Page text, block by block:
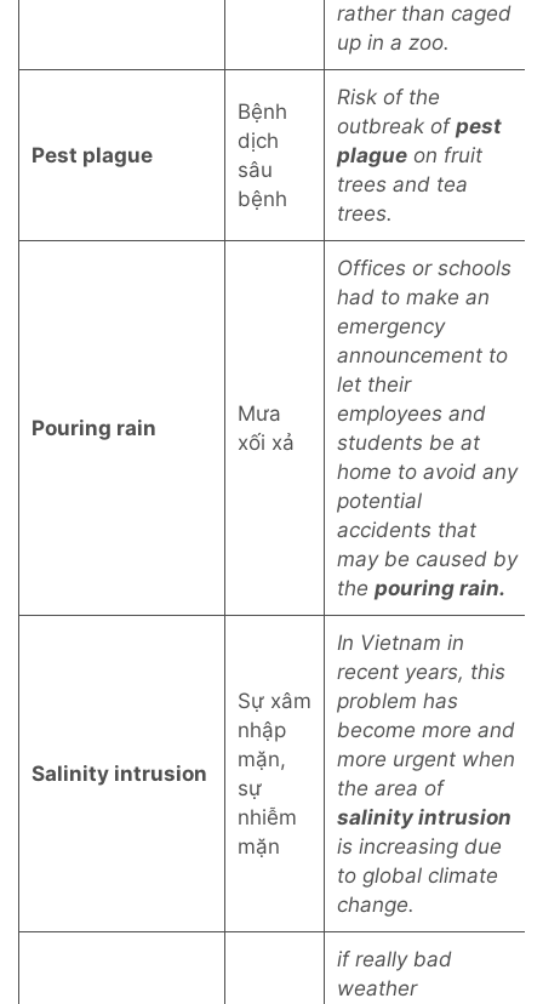
rather than caged
up in a zoo.
Pest plague
Bệnh
dịch
sâu
bệnh
Risk of the
outbreak of pest
plague on fruit
trees and tea
trees.
Pouring rain
Mưa
xối xả
Offices or schools
had to make an
emergency
announcement to
let their
employees and
students be at
home to avoid any
potential
accidents that
may be caused by
the pouring rain.
Salinity intrusion
Sự xâm
nhập
mặn,
sự
nhiễm
mặn
In Vietnam in
recent years, this
problem has
become more and
more urgent when
the area of
salinity intrusion
is increasing due
to global climate
change.
if really bad
weather